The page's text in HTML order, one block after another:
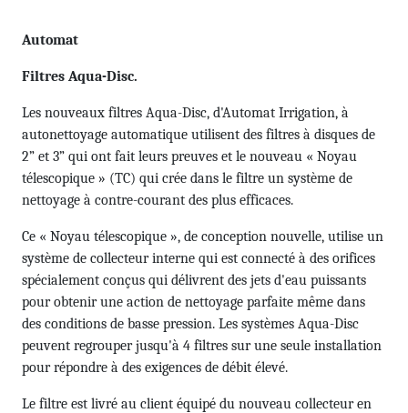
Automat
Filtres Aqua-Disc.
Les nouveaux filtres Aqua-Disc, d'Automat Irrigation, à
autonettoyage automatique utilisent des filtres à disques de
2” et 3” qui ont fait leurs preuves et le nouveau « Noyau
télescopique » (TC) qui crée dans le filtre un système de
nettoyage à contre-courant des plus efficaces.
Ce « Noyau télescopique », de conception nouvelle, utilise un
système de collecteur interne qui est connecté à des orifices
spécialement conçus qui délivrent des jets d'eau puissants
pour obtenir une action de nettoyage parfaite même dans
des conditions de basse pression. Les systèmes Aqua-Disc
peuvent regrouper jusqu'à 4 filtres sur une seule installation
pour répondre à des exigences de débit élevé.
Le filtre est livré au client équipé du nouveau collecteur en